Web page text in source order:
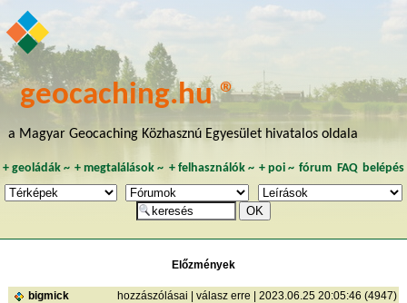
geocaching.hu ®
a Magyar Geocaching Közhasznú Egyesület hivatalos oldala
+ geoládák~ +megtalálások ~ + felhasználók~ + poi~ fórum FAQ belépés
Előzmények
bigmick hozzászólásai válasz erre | 2023.06.25 20:05:46 (4947)